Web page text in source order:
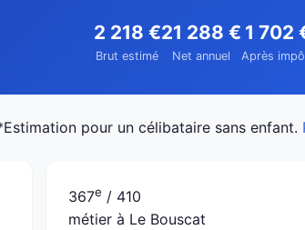
2 218 €
Brut estimé
21 288 €
Net annuel
1 702
Après
pour un célibataire sans enfant.
367e / 410
métier à Le Bouscat